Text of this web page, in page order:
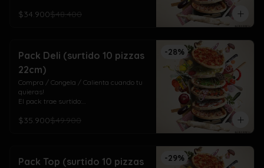
3 Napolitana (jamón, tomate orégano)
$34.900$48.400
-28%
Pack Deli (surtido 10 pizzas
22cm)
Compra / Congela / Calienta cuando tu
quieras!
El pack trae surtido:
y pimentón)
maduro, cheddar y azul)
$35.900$49.900
-29%
Pack Top (surtido 10 pizzas